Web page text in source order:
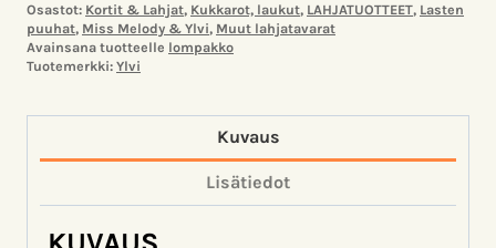
Osastot: Kortit & Lahjat, Kukkarot, laukut, LAHJATUOTTEET, Lasten
puuhat, Miss Melody & Ylvi, Muut lahjatavarat
Avainsana tuotteelle lompakko
Tuotemerkki: Ylvi
Kuvaus
Lisätiedot